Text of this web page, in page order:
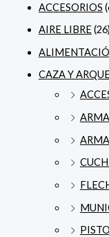
ACCESORIOS
AIRE LIBRE(26)
CAZA Y